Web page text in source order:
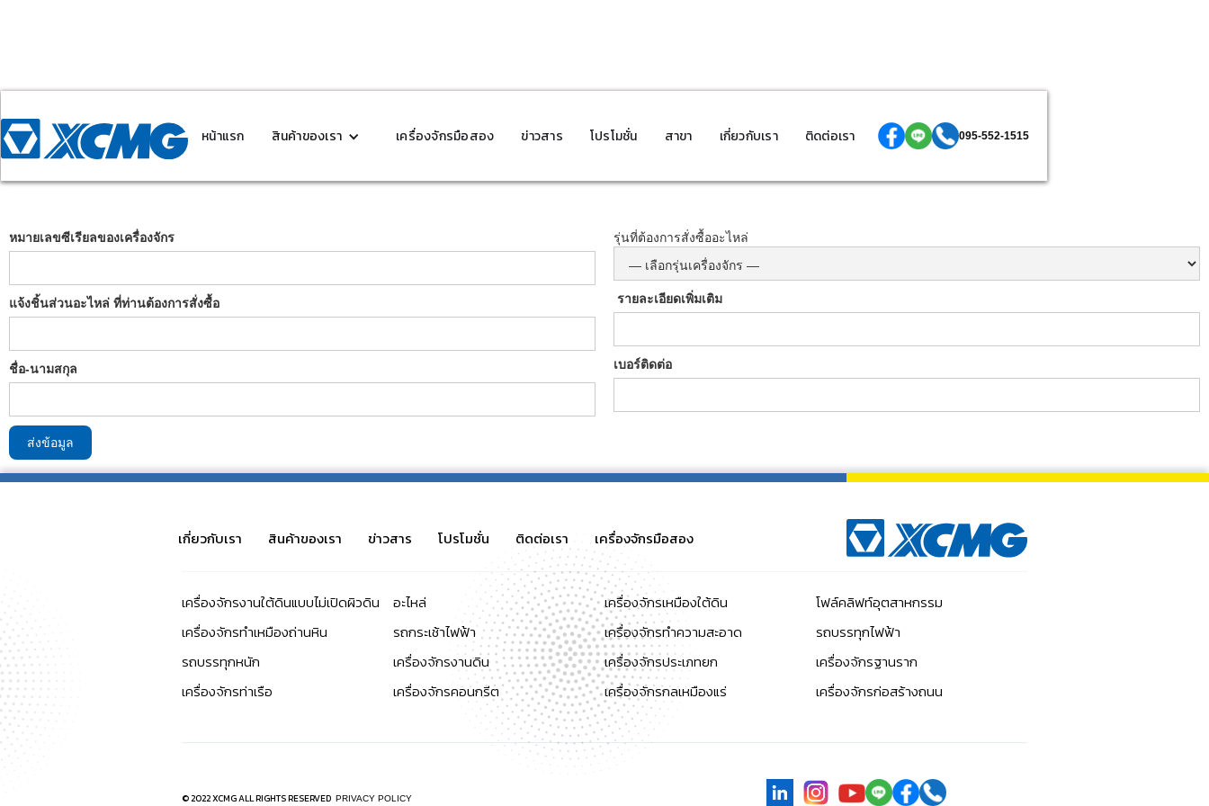
หน้าแรก สินค้าของเรา เครื่องจักรมือสอง ข่าวสาร โปรโมชั่น สาขา เกี่ยวกับเรา ติดต่อเรา 095-552-1515
หมายเลขซีเรียลของเครื่องจักร
แจ้งชิ้นส่วนอะไหล่ ที่ท่านต้องการสั่งซื้อ
ชื่อ-นามสกุล
รุ่นที่ต้องการสั่งซื้ออะไหล่
รายละเอียดเพิ่มเติม
เบอร์ติดต่อ
เกี่ยวกับเรา สินค้าของเรา ข่าวสาร โปรโมชั่น ติดต่อเรา เครื่องจักรมือสอง
เครื่องจักรงานใต้ดินแบบไม่เปิดผิวดิน อะไหล่ เครื่องจักรเหมืองใต้ดิน
โฟล์คลิฟท์อุตสาหกรรม
เครื่องจักรทำเหมืองถ่านหิน
รถกระเช้าไฟฟ้า เครื่องจักรทำความสะอาด
รถบรรทุกไฟฟ้า
รถบรรทุกหนัก
เครื่องจักรงานดิน เครื่องจักรประเภทยก
เครื่องจักรฐานราก
เครื่องจักรท่าเรือ
เครื่องจักรคอนกรีต เครื่องจักรกลเหมืองแร่ เครื่องจักรก่อสร้างถนน
© 2022 XCMG ALL RIGHTS RESERVED PRIVACY POLICY